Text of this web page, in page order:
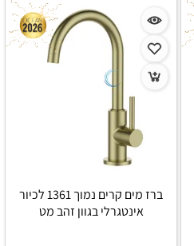
ברז מים קרים נמוך 1361 לכיור
אינטגרלי בגוון זהב מט